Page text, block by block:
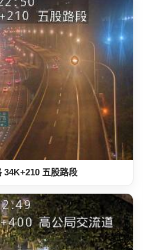
34K+210 五股路段